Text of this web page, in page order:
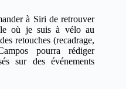
à Siri de retrouver
où je suis à vélo au
retouches (recadrage,
pourra rédiger
sur des événements